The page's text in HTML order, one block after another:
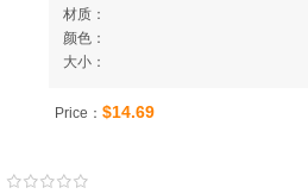
材质：
颜色：
大小：
Price： $14.69